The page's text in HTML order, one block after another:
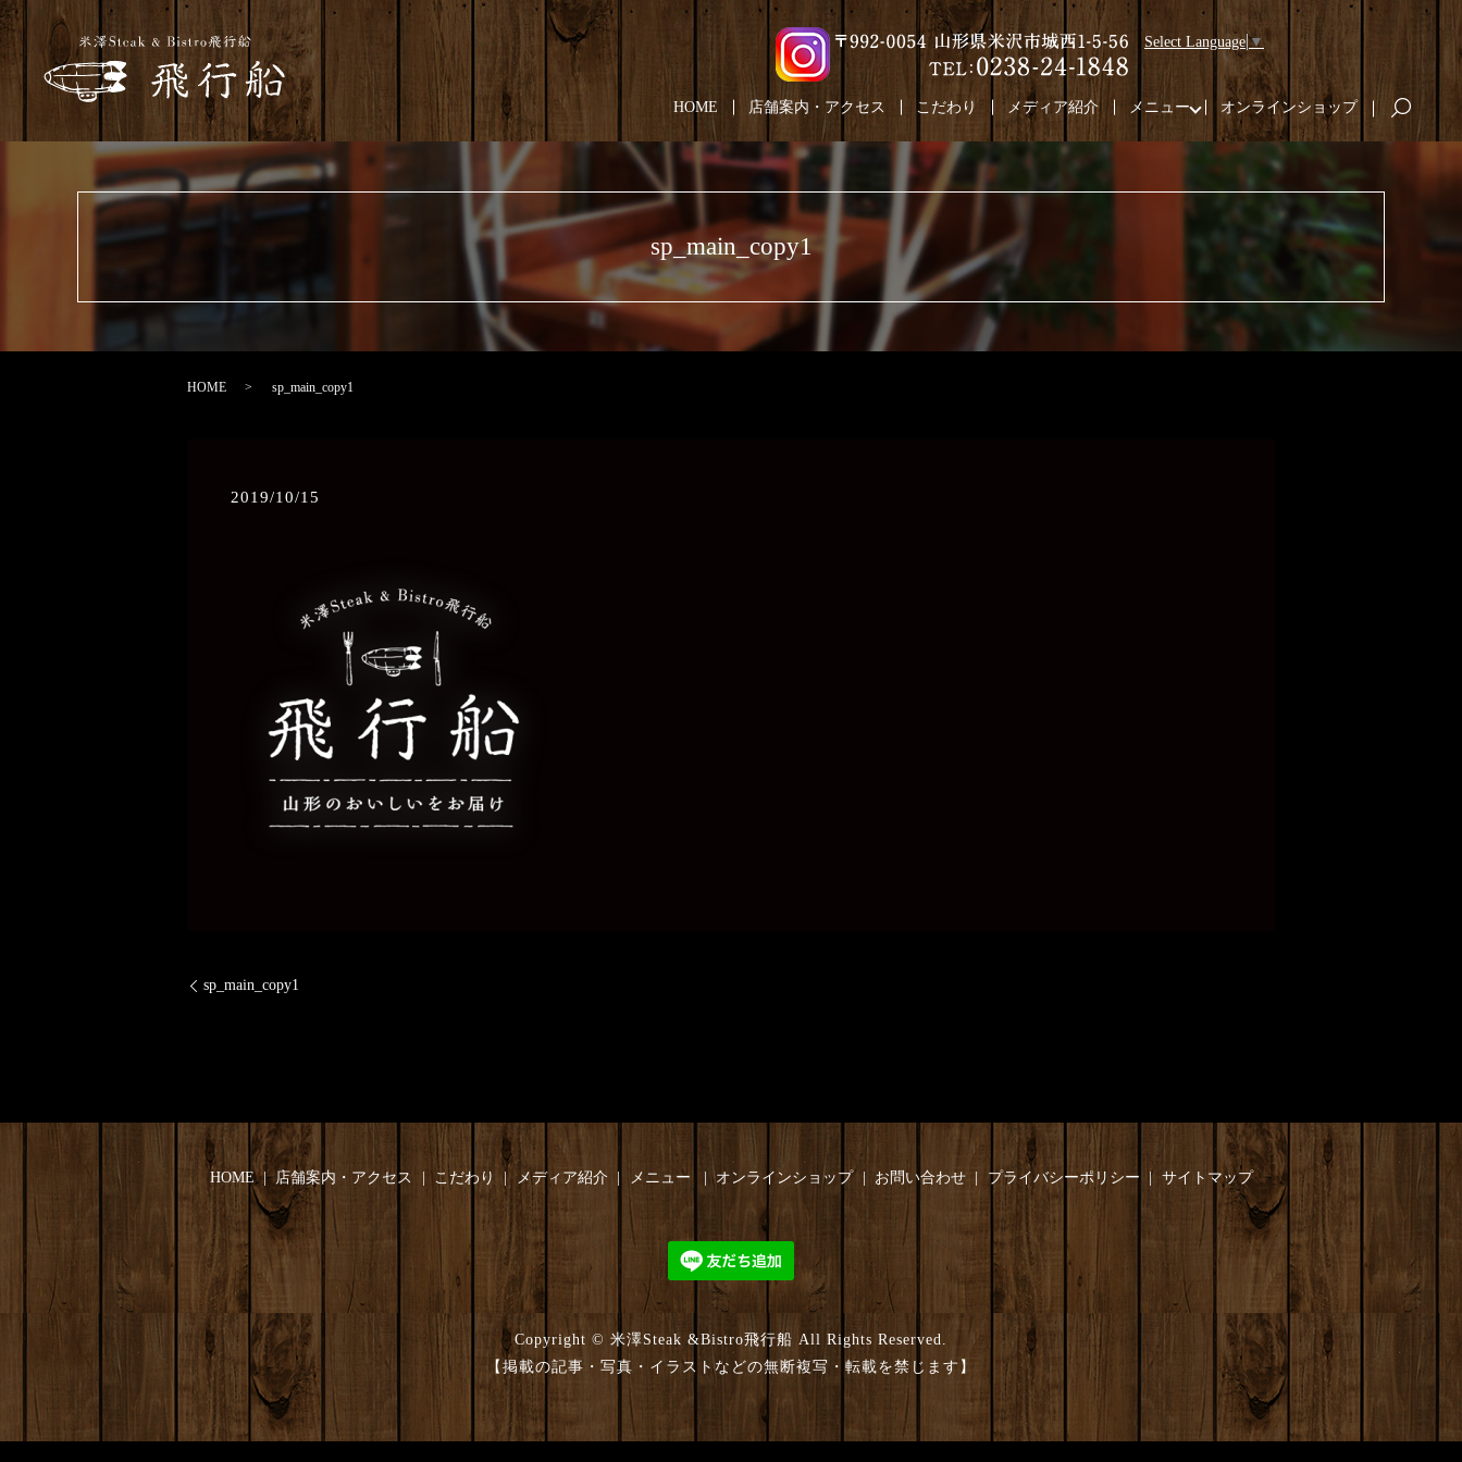
Select Language ▼
HOME 店舗案内・アクセス こだわり メディア紹介 メニュー オンラインショップ search
sp_main_copy1
HOME sp_main_copy1
2019/10/15
sp_main_copy1
HOME 店舗案内・アクセス こだわり メディア紹介 メニュー オンラインショップ お問い合わせ プライバシーポリシー サイトマップ
Copyright © 米澤Steak &Bistro飛行船 All Rights Reserved.
【掲載の記事・写真・イラストなどの無断複写・転載を禁じます】